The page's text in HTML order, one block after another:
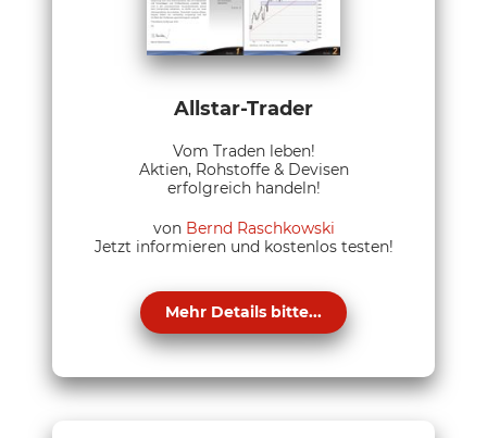
Allstar-Trader
Vom Traden leben!
Aktien, Rohstoffe & Devisen
erfolgreich handeln!
von Bernd Raschkowski
Jetzt informieren und kostenlos testen!
Mehr Details bitte...